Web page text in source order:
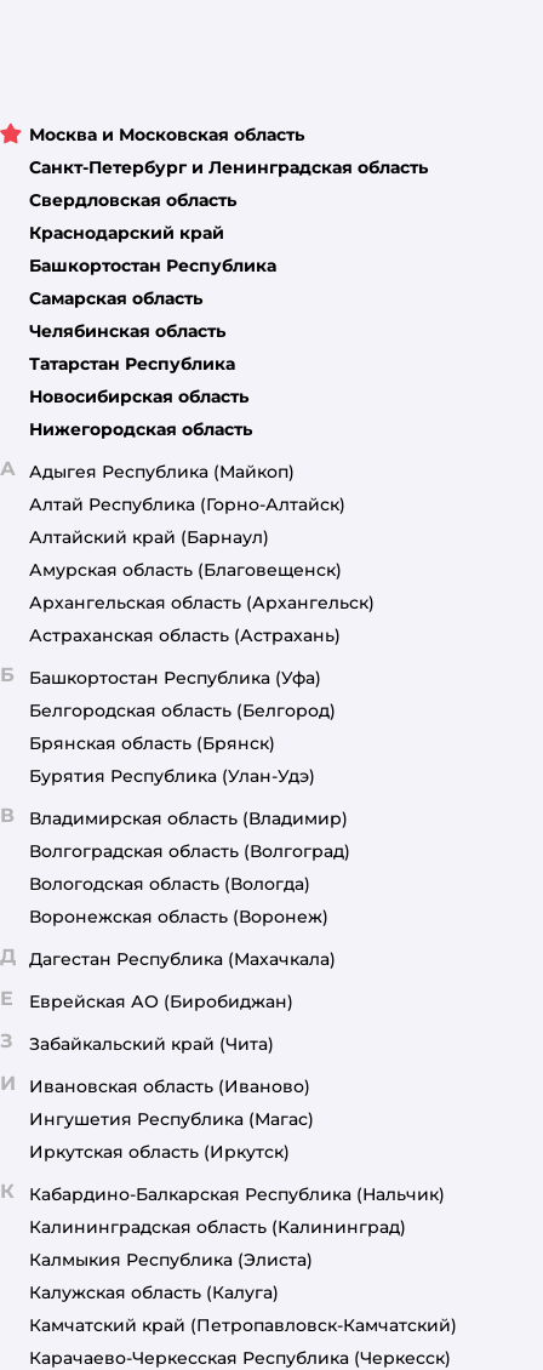
Москва и Московская область
Санкт-Петербург и Ленинградская область
Свердловская область
Краснодарский край
Башкортостан Республика
Самарская область
Челябинская область
Татарстан Республика
Новосибирская область
Нижегородская область
А Адыгея Республика (Майкоп)
Алтай Республика (Горно-Алтайск)
Алтайский край (Барнаул)
Амурская область (Благовещенск)
Архангельская область (Архангельск)
Астраханская область (Астрахань)
Б Башкортостан Республика (Уфа)
Белгородская область (Белгород)
Брянская область (Брянск)
Бурятия Республика (Улан-Удэ)
В Владимирская область (Владимир)
Волгоградская область (Волгоград)
Вологодская область (Вологда)
Воронежская область (Воронеж)
Д Дагестан Республика (Махачкала)
Е Еврейская АО (Биробиджан)
З Забайкальский край (Чита)
И Ивановская область (Иваново)
Ингушетия Республика (Магас)
Иркутская область (Иркутск)
К Кабардино-Балкарская Республика (Нальчик)
Калининградская область (Калининград)
Калмыкия Республика (Элиста)
Калужская область (Калуга)
Камчатский край (Петропавловск-Камчатский)
Карачаево-Черкесская Республика (Черкесск)